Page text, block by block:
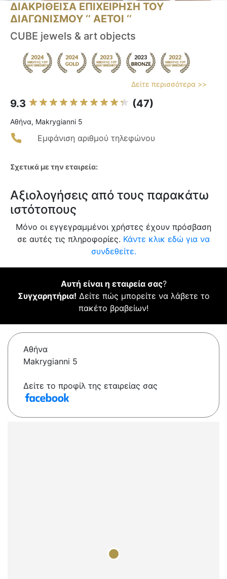
ΔΙΑΚΡΙΘΕΙΣΑ ΕΠΙΧΕΙΡΗΣΗ ΤΟΥ
ΔΙΑΓΩΝΙΣΜΟΥ ‘’ ΑΕΤΟΙ ‘’
CUBE jewels & art objects
Δείτε περισσότερα >>
9.3 (47)
Αθήνα, Makrygianni 5
Εμφάνιση αριθμού τηλεφώνου
Σχετικά με την εταιρεία:
Αξιολογήσεις από τους παρακάτω
ιστότοπους
Μόνο οι εγγεγραμμένοι χρήστες έχουν πρόσβαση
σε αυτές τις πληροφορίες. Κάντε κλικ εδώ για να
συνδεθείτε.
Αυτή είναι η εταιρεία σας?
Συγχαρητήρια! Δείτε πώς μπορείτε να λάβετε το
πακέτο βραβείων!
Αθήνα
Makrygianni 5
Δείτε το προφίλ της εταιρείας σας